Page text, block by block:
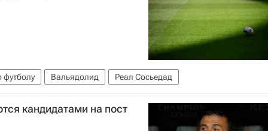
футболу Вальядолид Реал Сосьедад
кандидатами на пост